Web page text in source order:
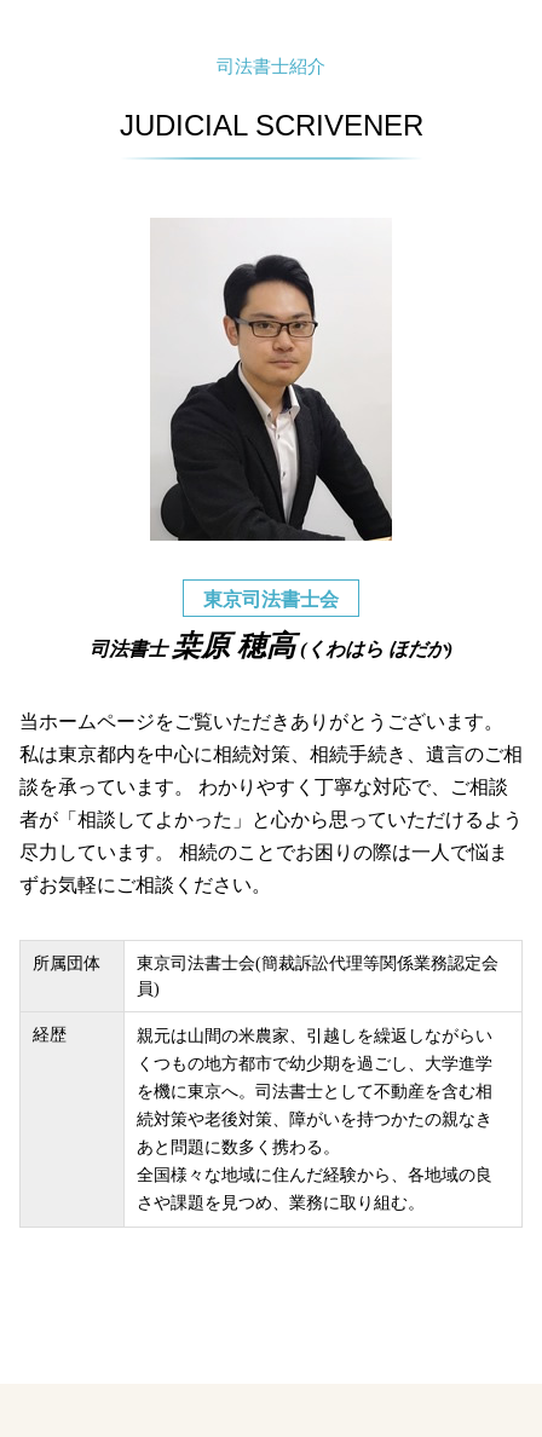
司法書士紹介
JUDICIAL SCRIVENER
東京司法書士会
司法書士 桒原 穂高 (くわはら ほだか)
当ホームページをご覧いただきありがとうございます。
私は東京都内を中心に相続対策、相続手続き、遺言のご相
談を承っています。 わかりやすく丁寧な対応で、ご相談
者が「相談してよかった」と心から思っていただけるよう
尽力しています。 相続のことでお困りの際は一人で悩ま
ずお気軽にご相談ください。
所属団体
東京司法書士会(簡裁訴訟代理等関係業務認定会
員)
経歴
親元は山間の米農家、引越しを繰返しながらい
くつもの地方都市で幼少期を過ごし、大学進学
を機に東京へ。司法書士として不動産を含む相
続対策や老後対策、障がいを持つかたの親なき
あと問題に数多く携わる。
全国様々な地域に住んだ経験から、各地域の良
さや課題を見つめ、業務に取り組む。